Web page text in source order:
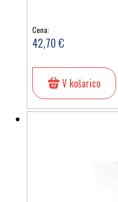
Cena:
42,70 €
V košarico